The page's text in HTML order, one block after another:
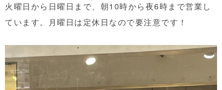
火曜日から日曜日まで、朝10時から夜6時まで営業し
ています。月曜日は定休日なので要注意です！